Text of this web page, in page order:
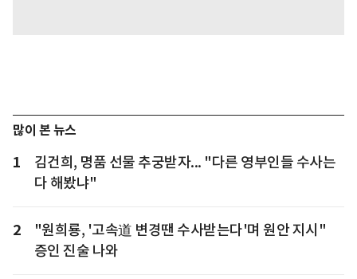
많이 본 뉴스
1
김건희, 명품 선물 추궁받자... "다른 영부인들 수사는
다 해봤냐"
2
"원희룡, '고속道 변경땐 수사받는다'며 원안 지시"
증인 진술 나와